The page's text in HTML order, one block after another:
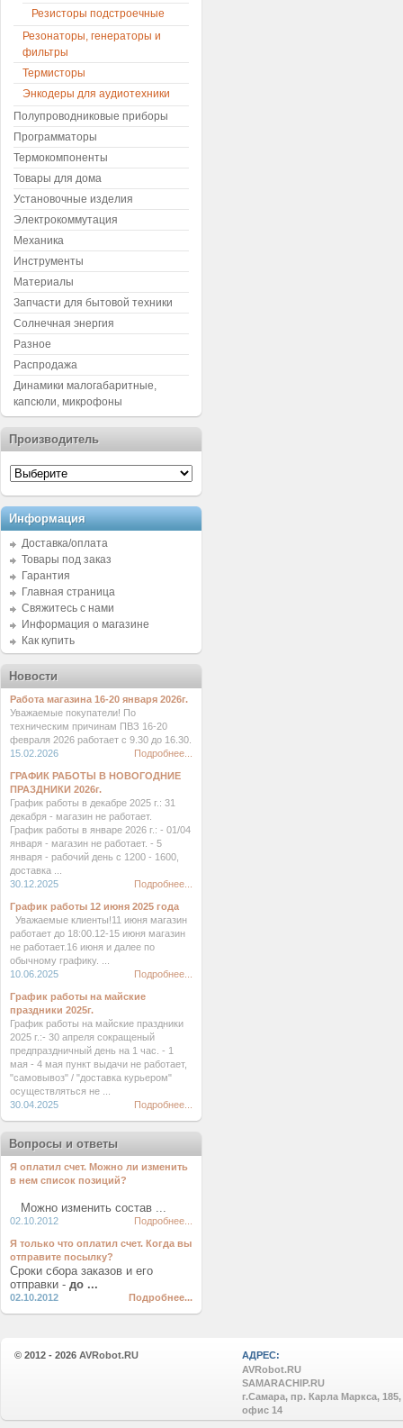
Резисторы подстроечные
Резонаторы, генераторы и
фильтры
Термисторы
Энкодеры для аудиотехники
Полупроводниковые приборы
Программаторы
Термокомпоненты
Товары для дома
Установочные изделия
Электрокоммутация
Механика
Инструменты
Материалы
Запчасти для бытовой техники
Солнечная энергия
Разное
Распродажа
Динамики малогабаритные,
капсюли, микрофоны
Производитель
Информация
Доставка/оплата
Товары под заказ
Гарантия
Главная страница
Свяжитесь с нами
Информация о магазине
Как купить
Новости
Работа магазина 16-20 января 2026г.
Уважаемые покупатели! По
техническим причинам ПВЗ 16-20
февраля 2026 работает с 9.30 до 16.30.
15.02.2026
Подробнее...
ГРАФИК РАБОТЫ В НОВОГОДНИЕ
ПРАЗДНИКИ 2026г.
График работы в декабре 2025 г.: 31
декабря - магазин не работает.
График работы в январе 2026 г.: - 01/04
января - магазин не работает. - 5
января - рабочий день с 1200 - 1600,
доставка ...
30.12.2025
Подробнее...
График работы 12 июня 2025 года
Уважаемые клиенты!11 июня магазин
работает до 18:00.12-15 июня магазин
не работает.16 июня и далее по
обычному графику. ...
10.06.2025
Подробнее...
График работы на майские
праздники 2025г.
График работы на майские праздники
2025 г.:- 30 апреля сокращеный
предпраздничный день на 1 час. - 1
мая - 4 мая пункт выдачи не работает,
"самовывоз" / "доставка курьером"
осуществляться не ...
30.04.2025
Подробнее...
Вопросы и ответы
Я оплатил счет. Можно ли изменить
в нем список позиций?
Можно изменить состав ...
02.10.2012 Подробнее...
Я только что оплатил счет. Когда вы
отправите посылку?
Сроки сбора заказов и его
отправки - до ...
02.10.2012 Подробнее...
© 2012 - 2026 AVRobot.RU
АДРЕС:
AVRobot.RU
SAMARACHIP.RU
г.Самара, пр. Карла Маркса, 185,
офис 14